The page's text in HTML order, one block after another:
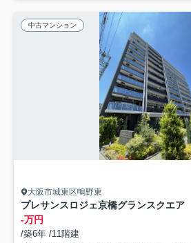
中古マンション
大阪市城東区鴫野東
プレサンスロジェ京橋グランスクエア
-万円
/築6年 /11階建